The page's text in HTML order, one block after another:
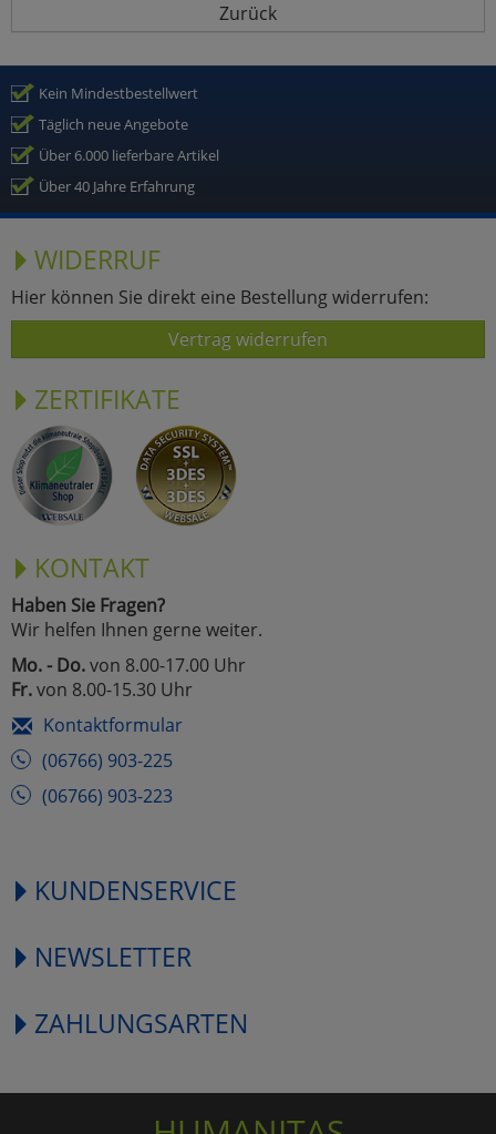
Zurück
Kein Mindestbestellwert
Täglich neue Angebote
Über 6.000 lieferbare Artikel
Über 40 Jahre Erfahrung
WIDERRUF
Hier können Sie direkt eine Bestellung widerrufen:
Vertrag widerrufen
ZERTIFIKATE
KONTAKT
Haben Sie Fragen?
Wir helfen Ihnen gerne weiter.
Mo. - Do.von 8.00-17.00 Uhr
Fr.von 8.00-15.30 Uhr
Kontaktformular
(06766) 903-225
(06766) 903-223
KUNDENSERVICE
NEWSLETTER
ZAHLUNGSARTEN